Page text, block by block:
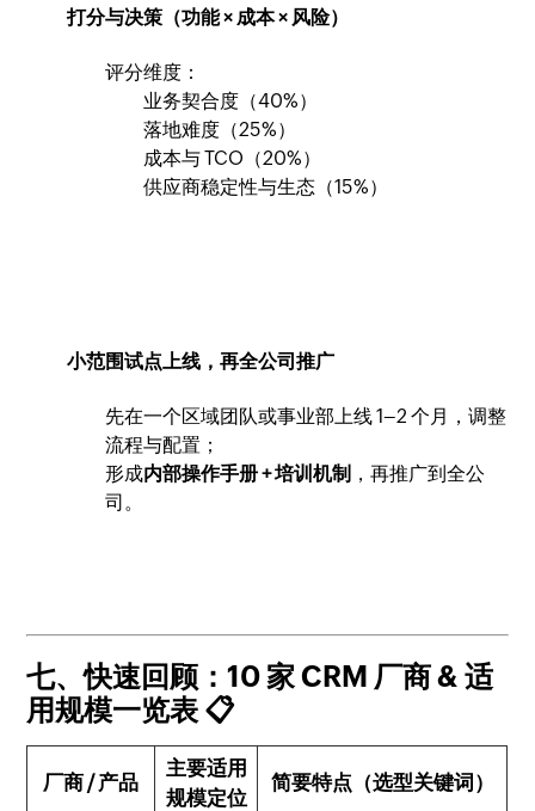
打分与决策（功能 × 成本 × 风险）
评分维度：
业务契合度（40%）
落地难度（25%）
成本与 TCO（20%）
供应商稳定性与生态（15%）
小范围试点上线，再全公司推广
先在一个区域团队或事业部上线 1–2 个月，调整
流程与配置；
形成内部操作手册 + 培训机制 ，再推广到全公
司。
七、快速回顾：10 家 CRM 厂商 & 适
用规模一览表 📋
厂商 / 产品
主要适用
规模定位
简要特点（选型关键词）